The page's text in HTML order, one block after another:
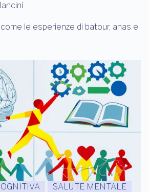
le esperienze di batour, anas e
SALUTE MENTALE